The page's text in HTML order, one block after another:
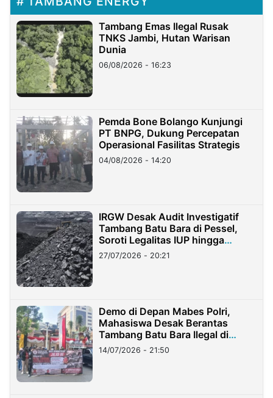
Tambang Emas Ilegal Rusak
TNKS Jambi, Hutan Warisan
Dunia
06/08/2026 - 16:23
Pemda Bone Bolango Kunjungi
PT BNPG, Dukung Percepatan
Operasional Fasilitas Strategis
04/08/2026 - 14:20
IRGW Desak Audit Investigatif
Tambang Batu Bara di Pessel,
Soroti Legalitas IUP hingga
Stockpile
27/07/2026 - 20:21
Demo di Depan Mabes Polri,
Mahasiswa Desak Berantas
Tambang Batu Bara Ilegal di
Lampung
14/07/2026 - 21:50